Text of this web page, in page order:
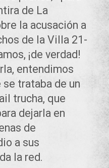
de La
la acusación a
de la Villa 21-
¡de verdad!
entendimos
trataba de un
trucha, que
dejarla en
de
a sus
la red.